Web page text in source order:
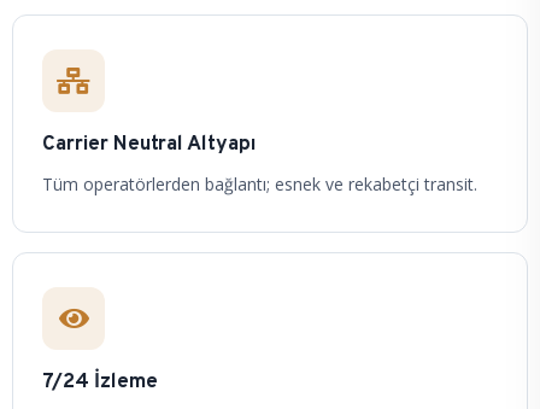
Carrier Neutral Altyapı
Tüm operatörlerden bağlantı; esnek ve rekabetçi transit.
7/24 İzleme